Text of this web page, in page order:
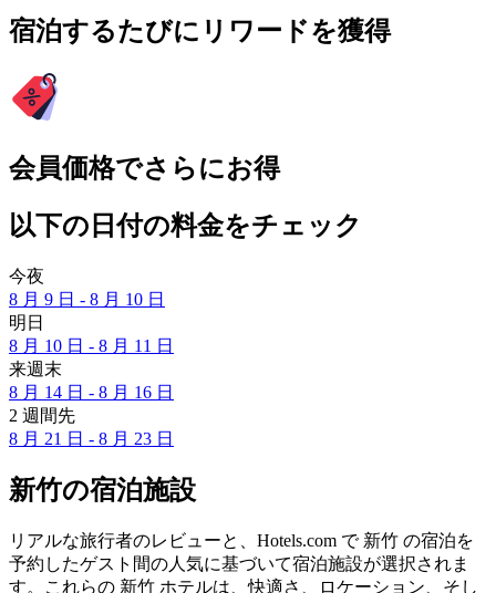
宿泊するたびにリワードを獲得
会員価格でさらにお得
以下の日付の料金をチェック
今夜
8 月 9 日 - 8 月 10 日
明日
8 月 10 日 - 8 月 11 日
来週末
8 月 14 日 - 8 月 16 日
2 週間先
8 月 21 日 - 8 月 23 日
新竹の宿泊施設
リアルな旅行者のレビューと、Hotels.com で 新竹 の宿泊を
予約したゲスト間の人気に基づいて宿泊施設が選択されま
す。これらの 新竹 ホテルは、快適さ、ロケーション、そし